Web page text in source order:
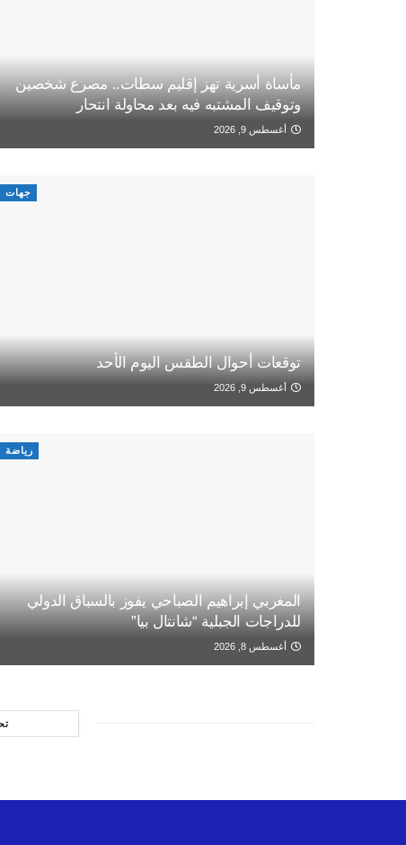
مأساة أسرية تهز إقليم سطات.. مصرع شخصين
وتوقيف المشتبه فيه بعد محاولة انتحار
أغسطس 9, 2026
جهات
توقعات أحوال الطقس اليوم الأحد
أغسطس 9, 2026
رياضة
المغربي إبراهيم الصباحي يفوز بالسباق الدولي
للدراجات الجبلية “شانتال بيا”
أغسطس 8, 2026